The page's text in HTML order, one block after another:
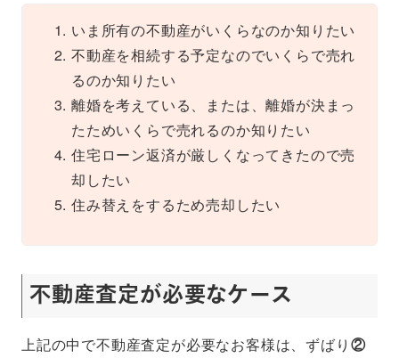
いま所有の不動産がいくらなのか知りたい
不動産を相続する予定なのでいくらで売れ
るのか知りたい
離婚を考えている、または、離婚が決まっ
たためいくらで売れるのか知りたい
住宅ローン返済が厳しくなってきたので売
却したい
住み替えをするため売却したい
不動産査定が必要なケース
上記の中で不動産査定が必要なお客様は、ずばり ②